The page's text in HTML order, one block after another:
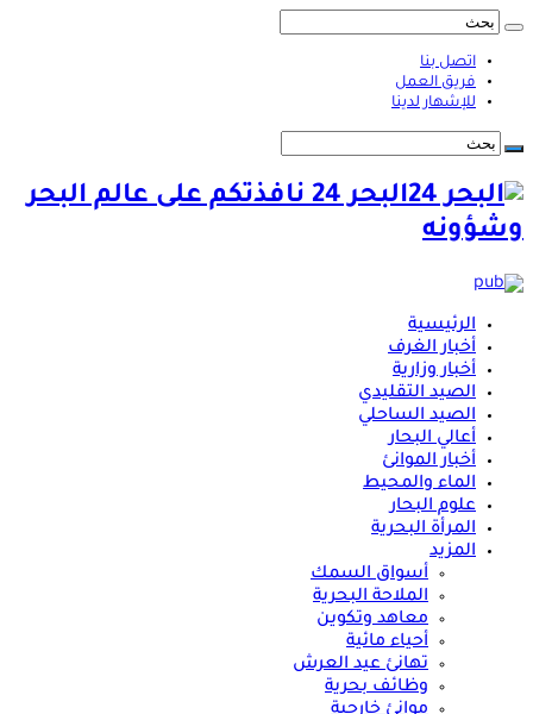
اتصل بنا
فريق العمل
للإشهار لدينا
البحر 24 نافذتكم على عالم البحر
وشؤونه
الرئيسية
أخبار الغرف
أخبار وزارية
الصيد التقليدي
الصيد الساحلي
أعالي البحار
أخبار الموانئ
الماء والمحيط
علوم البحار
المرأة البحرية
المزيد
أسواق السمك
الملاحة البحرية
معاهد وتكوين
أحياء مائية
تهانئ عيد العرش
وظائف بحرية